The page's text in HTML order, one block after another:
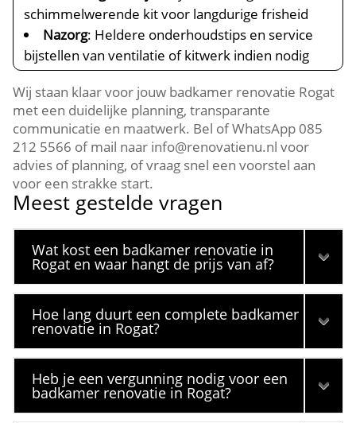
schimmelwerende kit voor langdurige frisheid
Nazorg: Heldere onderhoudstips en service
bijstellen van ventilatie of kitwerk indien nodig
Wij staan klaar voor jouw badkamer renovatie Rogat
met een duidelijke planning, transparante
communicatie en maatwerk. Bel of WhatsApp 085
212 5566 of mail naar info@renovatienu.nl voor
advies of planning, of vraag snel een voorstel aan
voor een strakke start.
Meest gestelde vragen
Wat kost een badkamer renovatie in
Rogat en waar hangt de prijs van af?
Hoe lang duurt een complete badkamer
renovatie in Rogat?
Heb je een vergunning nodig voor een
badkamer renovatie in Rogat?